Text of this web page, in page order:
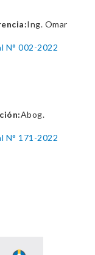
Ing. Omar
N° 002-2022
Abog.
N° 171-2022